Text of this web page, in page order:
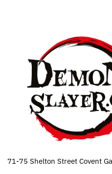
71-75 Shelton Street Covent